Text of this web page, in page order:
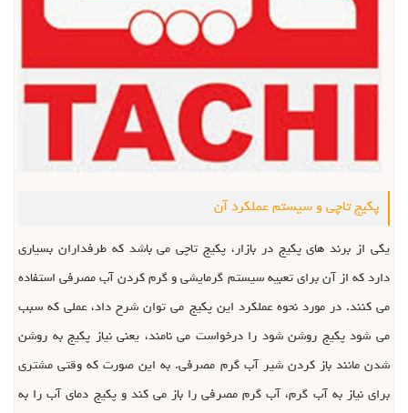
پکیج تاچی و سیستم عملکرد آن
یکی از برند های پکیج در بازار، پکیج تاچی می باشد که طرفداران بسیاری
دارد که از آن برای تعبیه سیستم گرمایشی و گرم کردن آب مصرفی استفاده
می کنند. در مورد نحوه عملکرد این پکیج می توان شرح داد، عملی که سبب
می شود پکیج روشن شود را درخواست می نامند، یعنی نیاز پکیج به روشن
شدن مانند باز کردن شیر آب گرم مصرفی. به این صورت که وقتی مشتری
برای نیاز به آب گرم، آب گرم مصرفی را باز می کند و پکیج دمای آب را به